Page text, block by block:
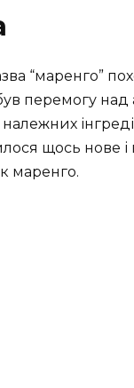
“маренго”
перемогу
щось нове
маренго.